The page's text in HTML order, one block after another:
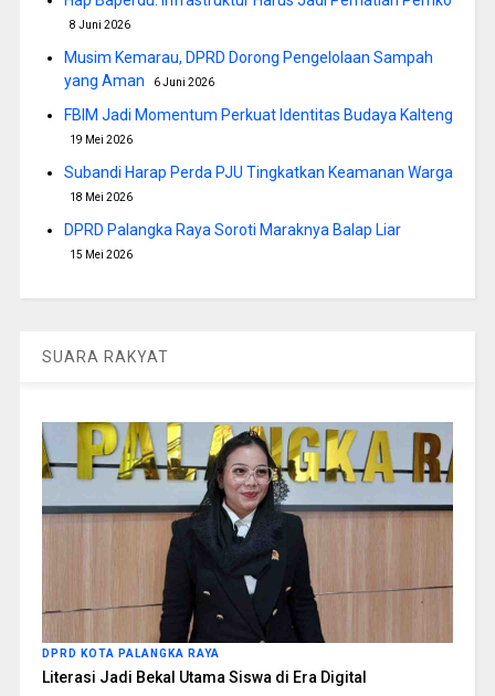
8 Juni 2026
Musim Kemarau, DPRD Dorong Pengelolaan Sampah
yang Aman
6 Juni 2026
FBIM Jadi Momentum Perkuat Identitas Budaya Kalteng
19 Mei 2026
Subandi Harap Perda PJU Tingkatkan Keamanan Warga
18 Mei 2026
DPRD Palangka Raya Soroti Maraknya Balap Liar
15 Mei 2026
SUARA RAKYAT
DPRD KOTA PALANGKA RAYA
Literasi Jadi Bekal Utama Siswa di Era Digital